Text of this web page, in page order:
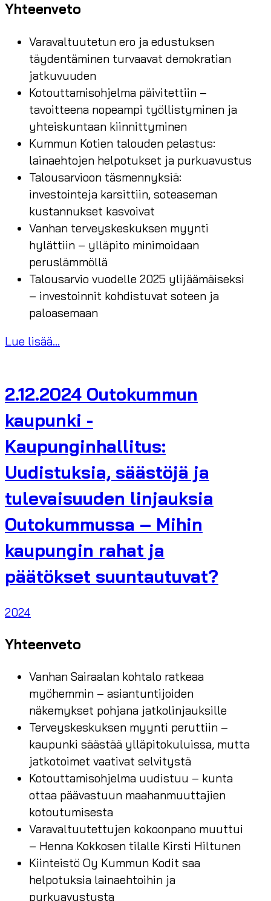
Yhteenveto
Varavaltuutetun ero ja edustuksen
täydentäminen turvaavat demokratian
jatkuvuuden
Kotouttamisohjelma päivitettiin –
tavoitteena nopeampi työllistyminen ja
yhteiskuntaan kiinnittyminen
Kummun Kotien talouden pelastus:
lainaehtojen helpotukset ja purkuavustus
Talousarvioon täsmennyksiä:
investointeja karsittiin, soteaseman
kustannukset kasvoivat
Vanhan terveyskeskuksen myynti
hylättiin – ylläpito minimoidaan
peruslämmöllä
Talousarvio vuodelle 2025 ylijäämäiseksi
– investoinnit kohdistuvat soteen ja
paloasemaan
Lue lisää...
2.12.2024 Outokummun
kaupunki -
Kaupunginhallitus:
Uudistuksia, säästöjä ja
tulevaisuuden linjauksia
Outokummussa – Mihin
kaupungin rahat ja
päätökset suuntautuvat?
2024
Yhteenveto
Vanhan Sairaalan kohtalo ratkeaa
myöhemmin – asiantuntijoiden
näkemykset pohjana jatkolinjauksille
Terveyskeskuksen myynti peruttiin –
kaupunki säästää ylläpitokuluissa, mutta
jatkotoimet vaativat selvitystä
Kotouttamisohjelma uudistuu – kunta
ottaa päävastuun maahanmuuttajien
kotoutumisesta
Varavaltuutettujen kokoonpano muuttui
– Henna Kokkosen tilalle Kirsti Hiltunen
Kiinteistö Oy Kummun Kodit saa
helpotuksia lainaehtoihin ja
purkuavustusta